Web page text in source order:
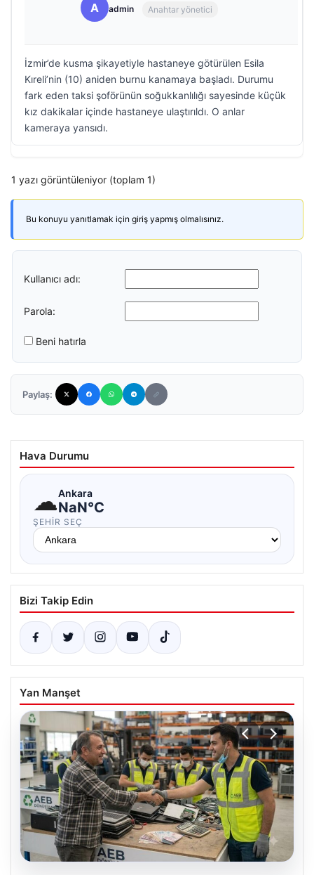
A admin Anahtar yönetici
İzmir’de kusma şikayetiyle hastaneye götürülen Esila
Kıreli’nin (10) aniden burnu kanamaya başladı. Durumu
fark eden taksi şoförünün soğukkanlılığı sayesinde küçük
kız dakikalar içinde hastaneye ulaştırıldı. O anlar
kameraya yansıdı.
1 yazı görüntüleniyor (toplam 1)
Bu konuyu yanıtlamak için giriş yapmış olmalısınız.
Kullanıcı adı:
Parola:
Beni hatırla
Paylaş:
Hava Durumu
☁Ankara
NaN°C
ŞEHIR SEÇ
Bizi Takip Edin
Yan Manşet